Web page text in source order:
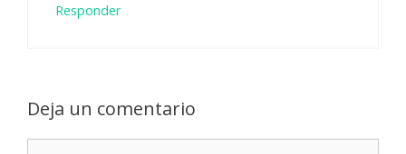
Responder
Deja un comentario